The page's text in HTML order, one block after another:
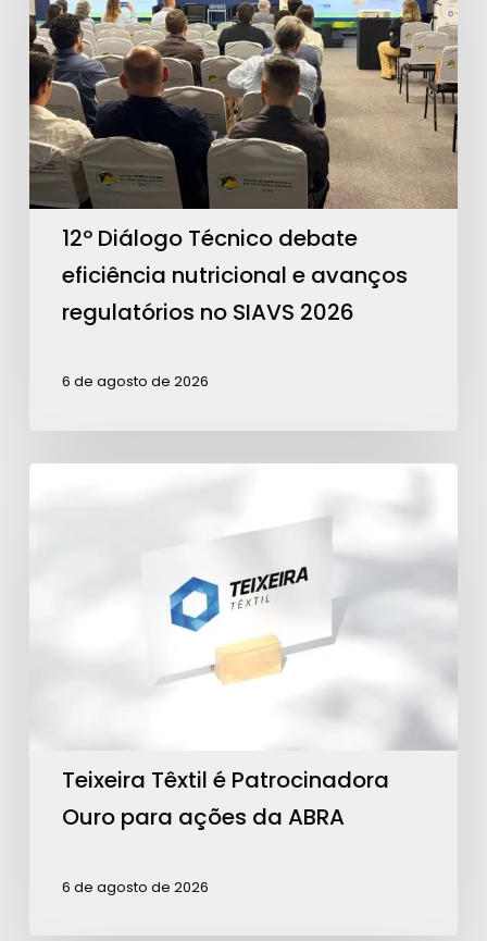
debate
eficiência
nutricional
e
avanços
regulatórios
12º Diálogo Técnico debate
eficiência nutricional e avanços
regulatórios no SIAVS 2026
6 de agosto de 2026
Teixeira Têxtil é Patrocinadora
Ouro para ações da ABRA
6 de agosto de 2026